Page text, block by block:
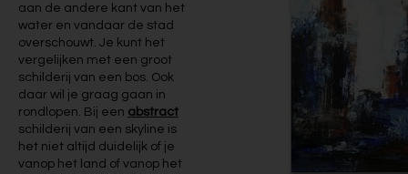
aan de andere kant van het
water en vandaar de stad
overschouwt. Je kunt het
vergelijken met een groot
schilderij van een bos. Ook
daar wil je graag gaan in
rondlopen. Bij een abstract
schilderij van een skyline is
het niet altijd duidelijk of je
vanop het land of vanop het